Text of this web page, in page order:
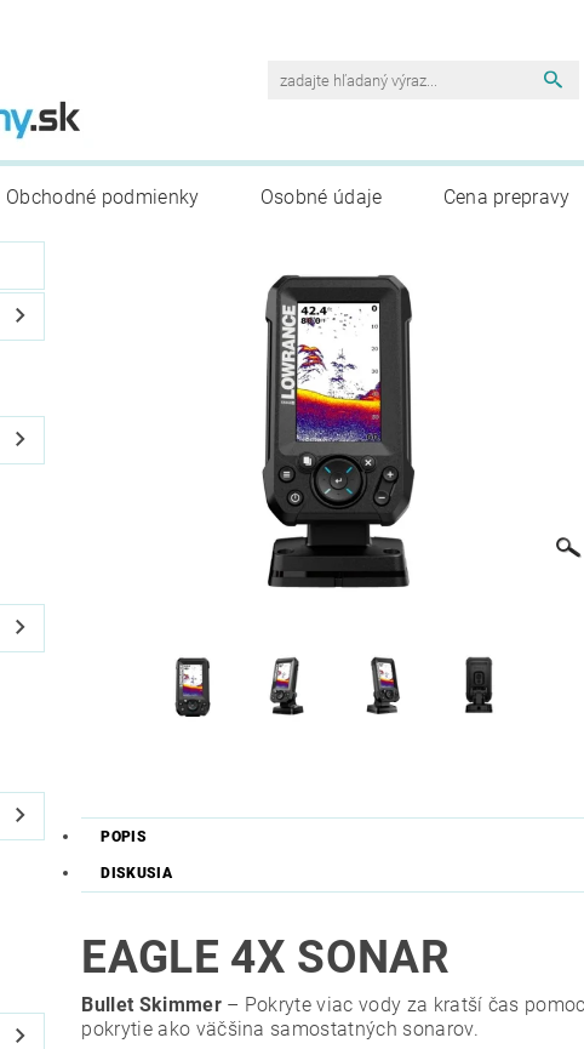
Obchodné podmienky Osobné údaje Cena prepravy
POPIS
DISKUSIA
EAGLE 4X SONAR
Bullet Skimmer– Pokryte viac vody za kratší čas
pokrytie ako väčšina samostatných sonarov.